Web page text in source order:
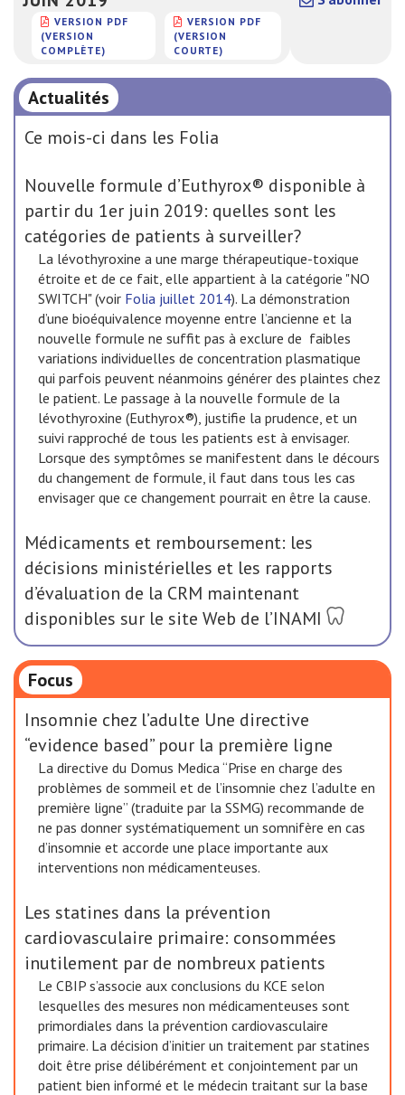
VERSION PDF
(VERSION
COMPLÈTE)
VERSION PDF
(VERSION
COURTE)
Actualités
Ce mois-ci dans les Folia
Nouvelle formule d’Euthyrox® disponible à
partir du 1er juin 2019: quelles sont les
catégories de patients à surveiller?
La lévothyroxine a une marge thérapeutique-toxique
étroite et de ce fait, elle appartient à la catégorie "NO
SWITCH" (voir Folia juillet 2014). La démonstration
d’une bioéquivalence moyenne entre l’ancienne et la
nouvelle formule ne suffit pas à exclure de faibles
variations individuelles de concentration plasmatique
qui parfois peuvent néanmoins générer des plaintes chez
le patient. Le passage à la nouvelle formule de la
lévothyroxine (Euthyrox®), justifie la prudence, et un
suivi rapproché de tous les patients est à envisager.
Lorsque des symptômes se manifestent dans le décours
du changement de formule, il faut dans tous les cas
envisager que ce changement pourrait en être la cause.
Médicaments et remboursement: les
décisions ministérielles et les rapports
d’évaluation de la CRM maintenant
disponibles sur le site Web de l’INAMI
Focus
Insomnie chez l’adulte Une directive
“evidence based” pour la première ligne
La directive du Domus Medica “Prise en charge des
problèmes de sommeil et de l’insomnie chez l’adulte en
première ligne” (traduite par la SSMG) recommande de
ne pas donner systématiquement un somnifère en cas
d’insomnie et accorde une place importante aux
interventions non médicamenteuses.
Les statines dans la prévention
cardiovasculaire primaire: consommées
inutilement par de nombreux patients
Le CBIP s’associe aux conclusions du KCE selon
lesquelles des mesures non médicamenteuses sont
primordiales dans la prévention cardiovasculaire
primaire. La décision d’initier un traitement par statines
doit être prise délibérément et conjointement par un
patient bien informé et le médecin traitant sur la base